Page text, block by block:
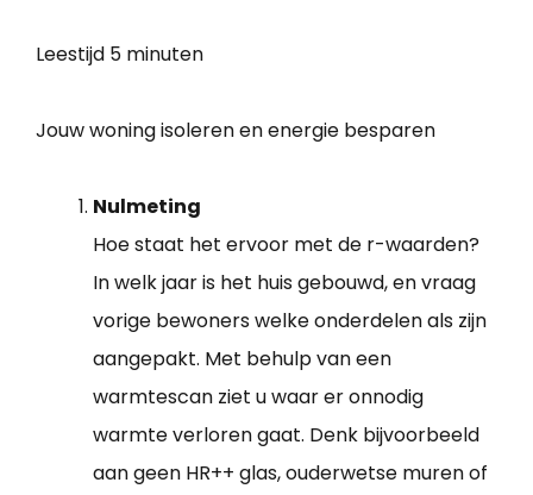
Leestijd 5 minuten
Jouw woning isoleren en energie besparen
Nulmeting
Hoe staat het ervoor met de r-waarden?
In welk jaar is het huis gebouwd, en vraag
vorige bewoners welke onderdelen als zijn
aangepakt. Met behulp van een
warmtescan ziet u waar er onnodig
warmte verloren gaat. Denk bijvoorbeeld
aan geen HR++ glas, ouderwetse muren of